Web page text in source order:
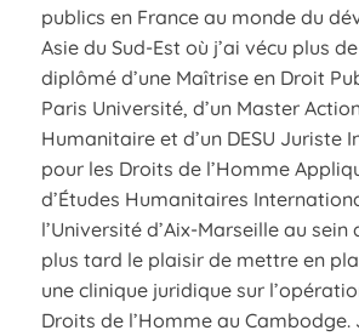
publics en France au monde du
Asie du Sud-Est où j’ai vécu plus
diplômé d’une Maîtrise en Droit
Paris Université, d’un Master
Humanitaire et d’un DESU Juriste
pour les Droits de l’Homme
d’Études Humanitaires
l’Université d’Aix-Marseille au sein
plus tard le plaisir de mettre en
une clinique juridique sur
Droits de l’Homme au Cambodge.